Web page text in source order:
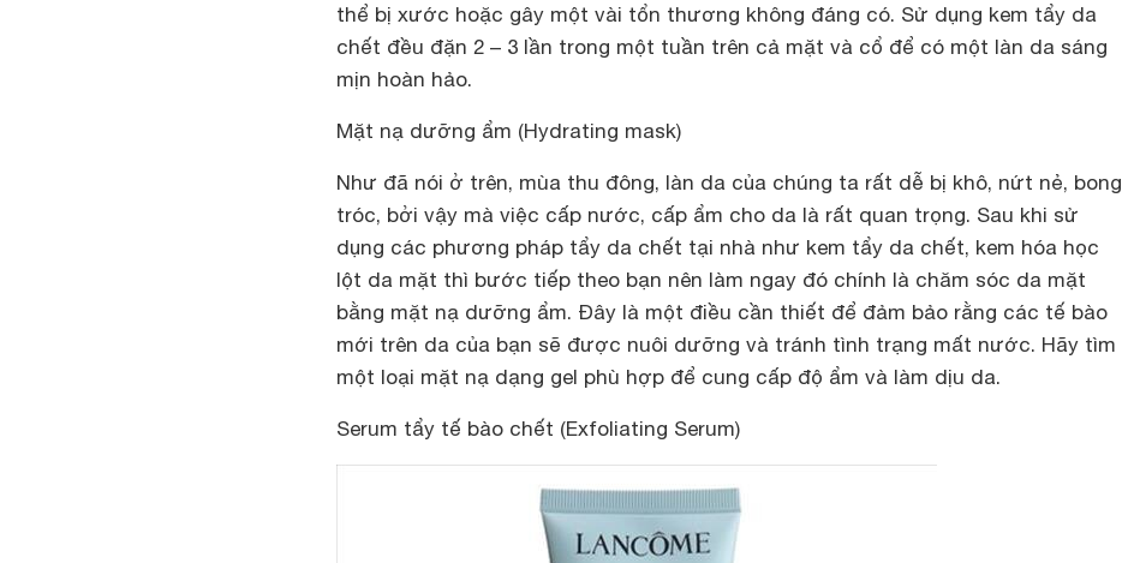
thể bị xước hoặc gây một vài tổn thương không đáng có. Sử dụng kem tẩy da
chết đều đặn 2 – 3 lần trong một tuần trên cả mặt và cổ để có một làn da sáng
mịn hoàn hảo.
Mặt nạ dưỡng ẩm (Hydrating mask)
Như đã nói ở trên, mùa thu đông, làn da của chúng ta rất dễ bị khô, nứt nẻ, bong
tróc, bởi vậy mà việc cấp nước, cấp ẩm cho da là rất quan trọng. Sau khi sử
dụng các phương pháp tẩy da chết tại nhà như kem tẩy da chết, kem hóa học
lột da mặt thì bước tiếp theo bạn nên làm ngay đó chính là chăm sóc da mặt
bằng mặt nạ dưỡng ẩm. Đây là một điều cần thiết để đảm bảo rằng các tế bào
mới trên da của bạn sẽ được nuôi dưỡng và tránh tình trạng mất nước. Hãy tìm
một loại mặt nạ dạng gel phù hợp để cung cấp độ ẩm và làm dịu da.
Serum tẩy tế bào chết (Exfoliating Serum)